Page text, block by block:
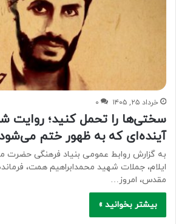
خرداد ۲۵, ۱۴۰۵ ۰
سختی‌ها را تحمل کنید؛ روایت
آینده‌ای که به ظهور ختم
به گزارش روابط عمومی بنیاد فرهنگی
ایلام، جملات شهید محمدابراهیم همت،
مقدس، امروز…
بیشتر بخوانید »